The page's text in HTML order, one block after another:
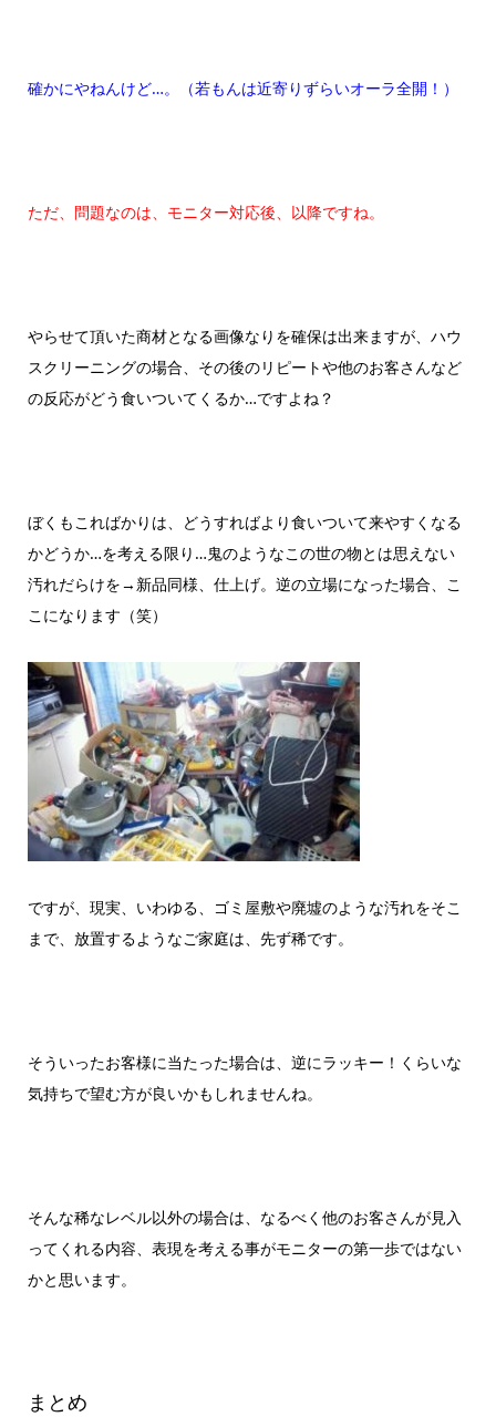
確かにやねんけど…。（若もんは近寄りずらいオーラ全開！）
ただ、問題なのは、モニター対応後、以降ですね。
やらせて頂いた商材となる画像なりを確保は出来ますが、ハウ
スクリーニングの場合、その後のリピートや他のお客さんなど
の反応がどう食いついてくるか…ですよね？
ぼくもこればかりは、どうすればより食いついて来やすくなる
かどうか…を考える限り…鬼のようなこの世の物とは思えない
汚れだらけを→新品同様、仕上げ。逆の立場になった場合、こ
こになります（笑）
ですが、現実、いわゆる、ゴミ屋敷や廃墟のような汚れをそこ
まで、放置するようなご家庭は、先ず稀です。
そういったお客様に当たった場合は、逆にラッキー！くらいな
気持ちで望む方が良いかもしれませんね。
そんな稀なレベル以外の場合は、なるべく他のお客さんが見入
ってくれる内容、表現を考える事がモニターの第一歩ではない
かと思います。
まとめ